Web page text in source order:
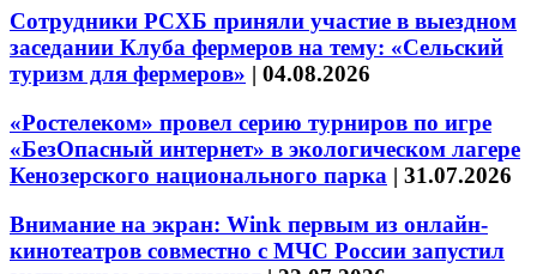
Сотрудники РСХБ приняли участие в выездном
заседании Клуба фермеров на тему: «Сельский
туризм для фермеров» | 04.08.2026
«Ростелеком» провел серию турниров по игре
«БезОпасный интернет» в экологическом лагере
Кенозерского национального парка | 31.07.2026
Внимание на экран: Wink первым из онлайн-
кинотеатров совместно с МЧС России запустил